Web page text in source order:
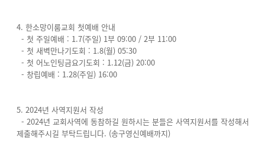
4. 한소망이룸교회 첫예배 안내
- 첫 주일예배 : 1.7(주일) 1부 09:00 / 2부 11:00
- 첫 새벽만나기도회 : 1.8(월) 05:30
- 첫 어노인팅금요기도회 : 1.12(금) 20:00
- 창립예배 : 1.28(주일) 16:00
5. 2024년 사역지원서 작성
- 2024년 교회사역에 동참하길 원하시는 분들은 사역지원서를 작성해서
제출해주시길 부탁드립니다. (송구영신예배까지)